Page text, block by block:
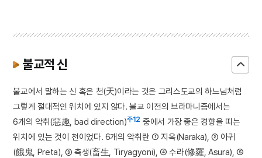
불교적 신
불교에서 말하는 신 혹은 천(天)이라는 것은 그리스도교의 하느님처럼
그렇게 절대적인 위치에 있지 않다. 불교 이전의 브라마니즘에서는
6개의 악취(惡趣, bad direction)주12 중에서 가장 좋은 경향을 띠는
위치에 있는 것이 천이었다. 6개의 악취란 ① 지옥(Naraka), ② 아귀
(餓鬼, Preta), ③ 축생(畜生, Tiryagyoni), ④ 수라(修羅, Asura), ⑤